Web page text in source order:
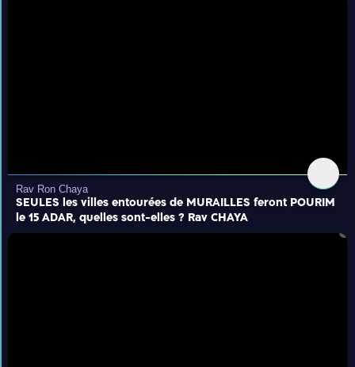
Rav Ron Chaya
SEULES les villes entourées de MURAILLES feront POURIM
le 15 ADAR, quelles sont-elles ? Rav CHAYA